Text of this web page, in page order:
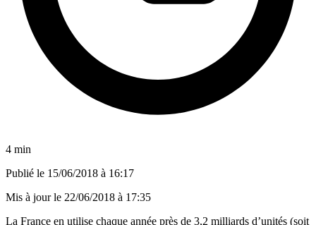
4 min
Publié le 15/06/2018 à 16:17
Mis à jour le 22/06/2018 à 17:35
La France en utilise chaque année près de 3,2 milliards d’unités (soit